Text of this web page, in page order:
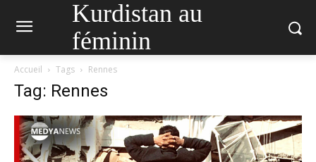
Kurdistan au
féminin
Accueil Tags Rennes
Tag: Rennes